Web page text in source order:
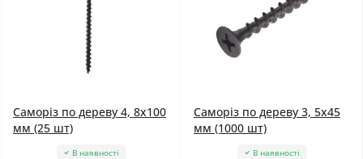
Саморіз по дереву 4, 8x100
мм (25 шт)
В наявності
Саморіз по дереву 3, 5x45
мм (1000 шт)
В наявності